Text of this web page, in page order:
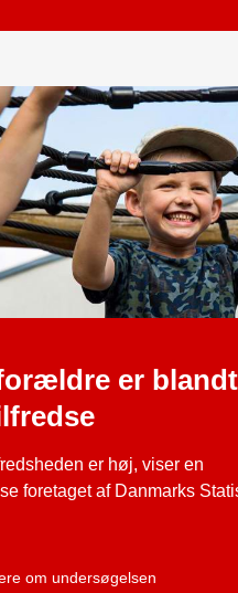
er
er høj, viser en
foretaget af Danmarks
om undersøgelsen